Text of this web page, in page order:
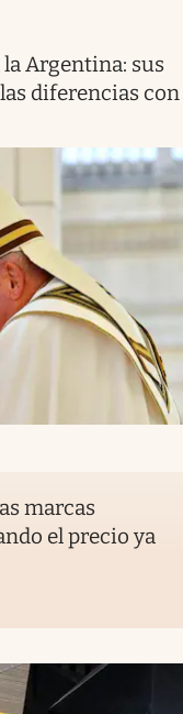
Argentina: sus
diferencias con
marcas
el precio ya